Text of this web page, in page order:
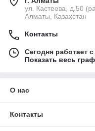
ул. Кастеева, д.50
Алматы, Казахстан
Контакты
Сегодня работает
Показать весь
О нас
Контакты